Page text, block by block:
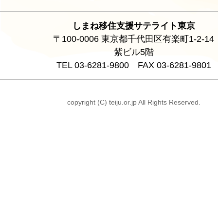
しまね移住支援サテライト東京
〒100-0006 東京都千代田区有楽町1-2-14
紫ビル5階
TEL 03-6281-9800 FAX 03-6281-9801
copyright (C) teiju.or.jp All Rights Reserved.